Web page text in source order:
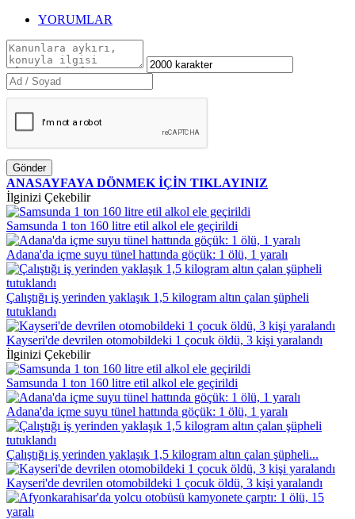
YORUMLAR
Gönder
ANASAYFAYA DÖNMEK İÇİN TIKLAYINIZ
İlginizi Çekebilir
Samsunda 1 ton 160 litre etil alkol ele geçirildi
Adana'da içme suyu tünel hattında göçük: 1 ölü, 1 yaralı
Çalıştığı iş yerinden yaklaşık 1,5 kilogram altın çalan şüpheli
tutuklandı
Kayseri'de devrilen otomobildeki 1 çocuk öldü, 3 kişi yaralandı
İlginizi Çekebilir
Samsunda 1 ton 160 litre etil alkol ele geçirildi
Adana'da içme suyu tünel hattında göçük: 1 ölü, 1 yaralı
Çalıştığı iş yerinden yaklaşık 1,5 kilogram altın çalan şüpheli...
Kayseri'de devrilen otomobildeki 1 çocuk öldü, 3 kişi yaralandı